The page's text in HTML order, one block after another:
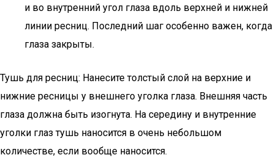
и во внутренний угол глаза вдоль верхней и нижней
линии ресниц. Последний шаг особенно важен, когда
глаза закрыты.
Тушь для ресниц: Нанесите толстый слой на верхние и
нижние ресницы у внешнего уголка глаза. Внешняя часть
глаза должна быть изогнута. На середину и внутренние
уголки глаз тушь наносится в очень небольшом
количестве, если вообще наносится.